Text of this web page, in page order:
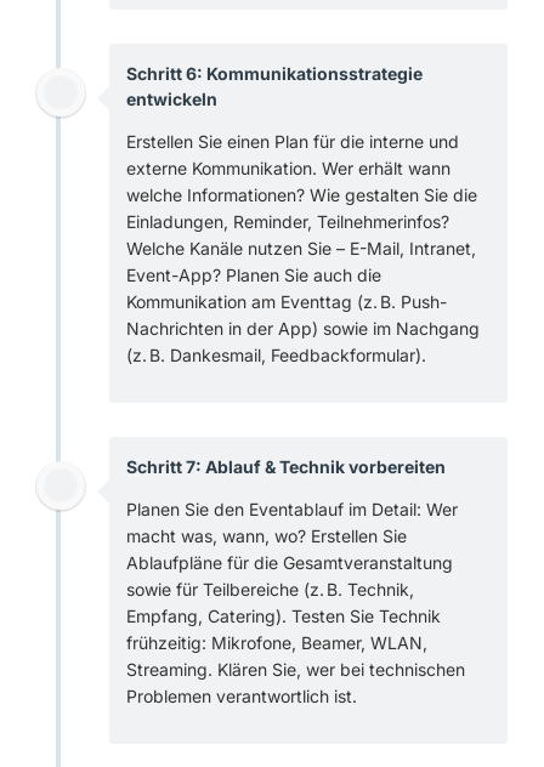
Schritt 6: Kommunikationsstrategie
entwickeln
Erstellen Sie einen Plan für die interne und
externe Kommunikation. Wer erhält wann
welche Informationen? Wie gestalten Sie die
Einladungen, Reminder, Teilnehmerinfos?
Welche Kanäle nutzen Sie – E-Mail, Intranet,
Event-App? Planen Sie auch die
Kommunikation am Eventtag (z. B. Push-
Nachrichten in der App) sowie im Nachgang
(z. B. Dankesmail, Feedbackformular).
Schritt 7: Ablauf & Technik vorbereiten
Planen Sie den Eventablauf im Detail: Wer
macht was, wann, wo? Erstellen Sie
Ablaufpläne für die Gesamtveranstaltung
sowie für Teilbereiche (z. B. Technik,
Empfang, Catering). Testen Sie Technik
frühzeitig: Mikrofone, Beamer, WLAN,
Streaming. Klären Sie, wer bei technischen
Problemen verantwortlich ist.